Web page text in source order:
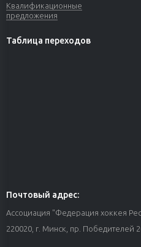
Квалификационные
предложения
Таблица переходов
Почтовый адрес:
Ассоциация "Федерация хоккея
220020, г. Минск, пр. Победителей